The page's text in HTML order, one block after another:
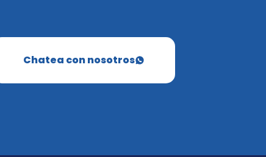
Chatea con nosotros